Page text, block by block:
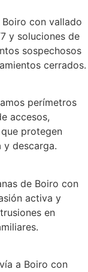
con vallado
y soluciones de
sospechosos
cerrados.
perímetros
accesos,
protegen
y descarga.
de Boiro con
activa y
en
a Boiro con